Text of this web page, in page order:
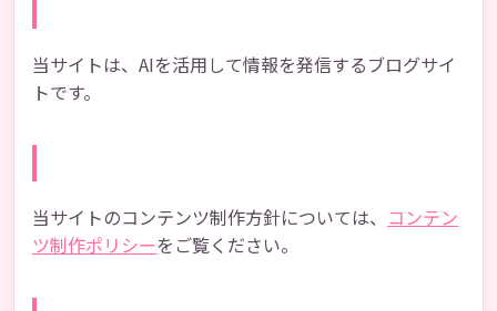
当サイトは、AIを活用して情報を発信するブログサイ
トです。
当サイトのコンテンツ制作方針については、 コンテン
ツ制作ポリシーをご覧ください。